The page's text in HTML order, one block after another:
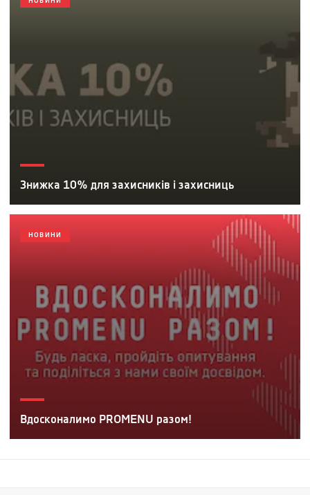
Знижка 10% для захисників і захисниць
НОВИНИ
Вдосконалимо PROMENU разом!